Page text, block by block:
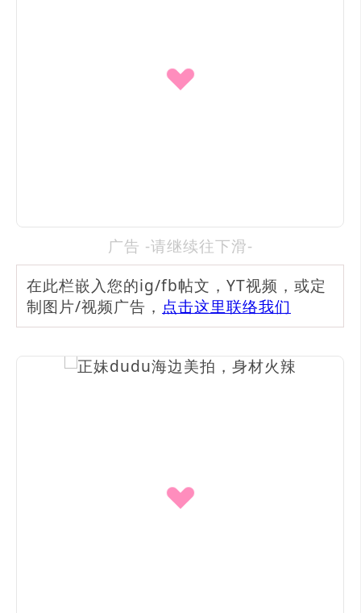
广告 -请继续往下滑-
在此栏嵌入您的ig/fb帖文，YT视频，或定
制图片/视频广告， 点击这里联络我们